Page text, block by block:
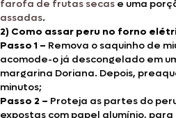
farofa de frutas secas e uma
assadas.
2) Como assar peru no forno
Passo 1 – Remova o saquinho de
acomode-o já descongelado em
margarina Doriana. Depois,
minutos;
Passo 2 – Proteja as partes do
expostas com papel alumínio,